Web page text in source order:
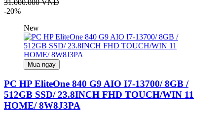
31.000.000 VNĐ
-20%
New
Mua ngay
PC HP EliteOne 840 G9 AIO I7-13700/ 8GB /
512GB SSD/ 23.8INCH FHD TOUCH/WIN 11
HOME/ 8W8J3PA